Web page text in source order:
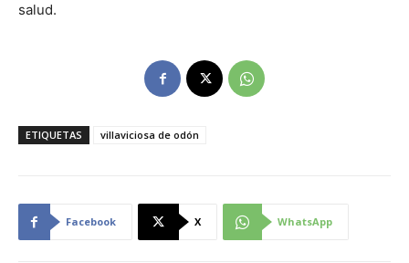
salud.
ETIQUETAS villaviciosa de odón
Facebook X WhatsApp